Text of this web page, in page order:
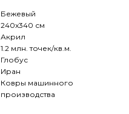
Бежевый
240x340 см
Акрил
1.2 млн. точек/кв.м.
Глобус
Иран
Ковры машинного
производства